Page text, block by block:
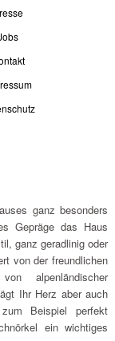
ganz besonders
Gepräge das Haus
ganz geradlinig oder
von der freundlichen
alpenländischer
Ihr Herz aber auch
Beispiel perfekt
ein wichtiges